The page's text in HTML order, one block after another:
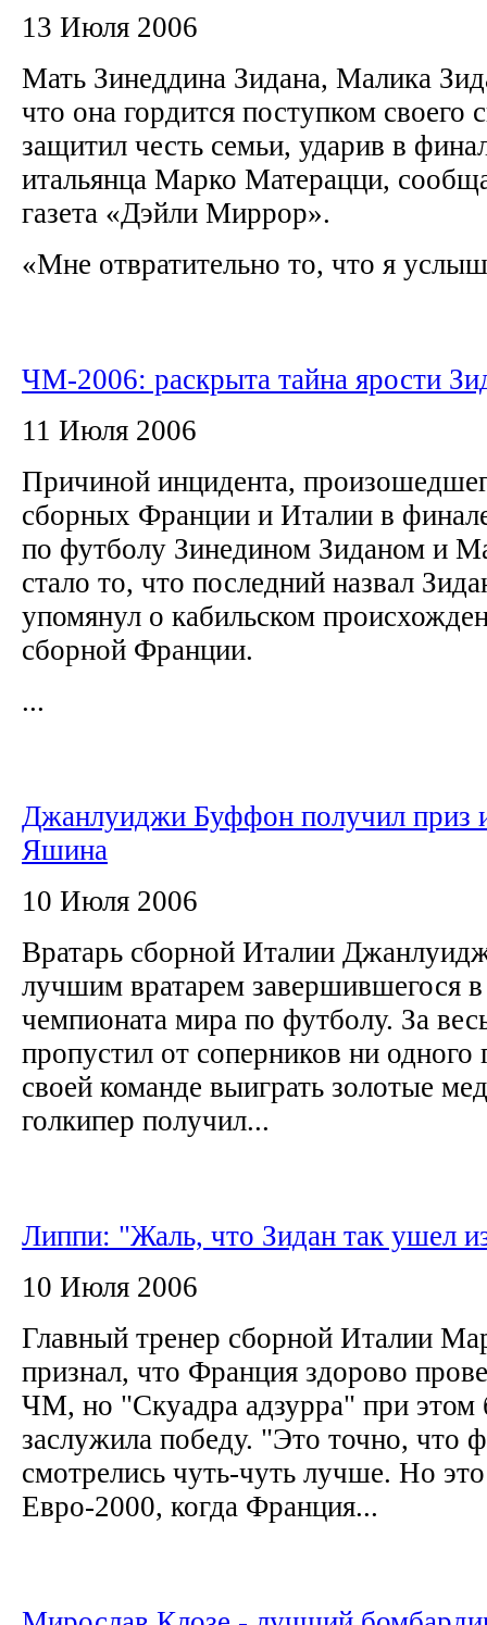
13 Июля 2006
Мать Зинеддина Зидана, Малика
что она гордится поступком своего
защитил честь семьи, ударив в
итальянца Марко Матерацци,
газета «Дэйли Миррор».
«Мне отвратительно то, что я
ЧМ-2006: раскрыта тайна ярости
11 Июля 2006
Причиной инцидента,
сборных Франции и Италии в
по футболу Зинедином Зиданом и
стало то, что последний назвал
упомянул о кабильском
сборной Франции.
...
Джанлуиджи Буффон получил приз
Яшина
10 Июля 2006
Вратарь сборной Италии
лучшим вратарем завершившегося
чемпионата мира по футболу. За
пропустил от соперников ни одного
своей команде выиграть золотые
голкипер получил...
Липпи: "Жаль, что Зидан так ушел
10 Июля 2006
Главный тренер сборной Италии
признал, что Франция здорово
ЧМ, но "Скуадра адзурра" при этом
заслужила победу. "Это точно, что
смотрелись чуть-чуть лучше. Но
Евро-2000, когда Франция...